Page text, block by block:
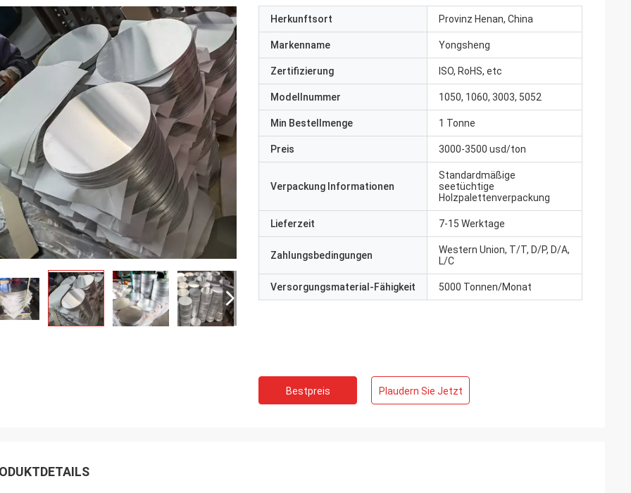
Herkunftsort Provinz Henan, China
Markenname Yongsheng
Zertifizierung ISO, RoHS, etc
Modellnummer 1050, 1060, 3003, 5052
Min Bestellmenge 1 Tonne
Preis 3000-3500 usd/ton
Verpackung Informationen
Standardmäßige
seetüchtige
Holzpalettenverpackung
Lieferzeit 7-15 Werktage
Zahlungsbedingungen
Western Union, T/T, D/P, D/A,
L/C
Versorgungsmaterial-Fähigkeit 5000 Tonnen/Monat
Bestpreis Plaudern Sie Jetzt